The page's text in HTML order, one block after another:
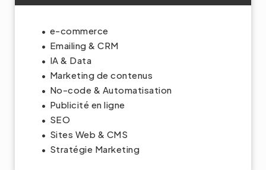
e-commerce
Emailing & CRM
IA & Data
Marketing de contenus
No-code & Automatisation
Publicité en ligne
SEO
Sites Web & CMS
Stratégie Marketing